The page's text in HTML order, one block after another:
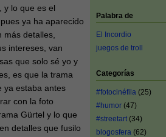
y lo que es el
ya ha aparecido
más detalles,
intereses, van
que solo sé yo y
es que la trama
ya estaba antes
con la foto
Gürtel y lo que
en detalles que fusilo
Palabra de
El Incordio
juegos de troll
Categorías
#fotocinéfila (25)
#humor (47)
#streetart (34)
blogosfera (62)